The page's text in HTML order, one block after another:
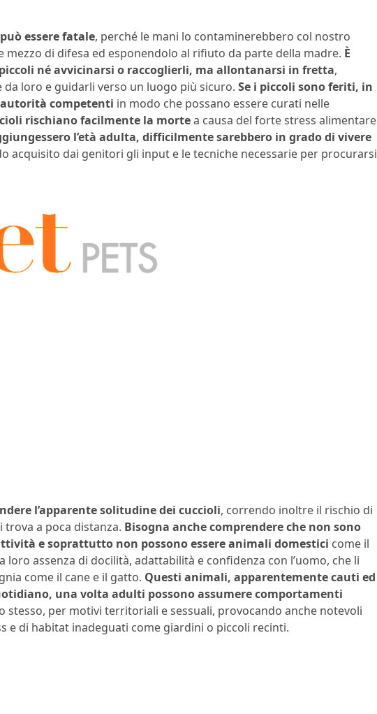
essere fatale, perché le mani lo contaminerebbero col nostro
di difesa ed esponendolo al rifiuto da parte della madre. È
né avvicinarsi o raccoglierli, ma allontanarsi in fretta,
loro e guidarli verso un luogo più sicuro. Se i piccoli sono feriti, in
competenti in modo che possano essere curati nelle
rischiano facilmente la mortea causa del forte stress alimentare
l’età adulta, difficilmente sarebbero in grado di vivere
acquisito dai genitori gli input e le tecniche necessarie per procurarsi
l’apparente solitudine dei cuccioli, correndo inoltre il rischio di
trova a poca distanza. Bisogna anche comprendere che non sono
e soprattutto non possono essere animali domestici come il
loro assenza di docilità, adattabilità e confidenza con l’uomo, che li
come il cane e il gatto. Questi animali, apparentemente cauti ed
una volta adulti possono assumere comportamenti
stesso, per motivi territoriali e sessuali, provocando anche notevoli
e di habitat inadeguati come giardini o piccoli recinti.